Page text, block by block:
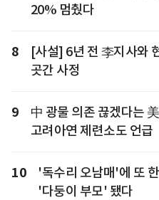
20% 멈췄다
8
[사설] 6년 전 李지사와
곳간 사정
9
中 광물 의존 끊겠다는
고려아연 제련소도 언급
10
'독수리 오남매'에 또
'다둥이 부모' 됐다